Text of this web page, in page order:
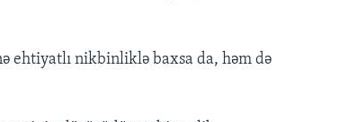
ehtiyatlı nikbinliklə baxsa da, həm də